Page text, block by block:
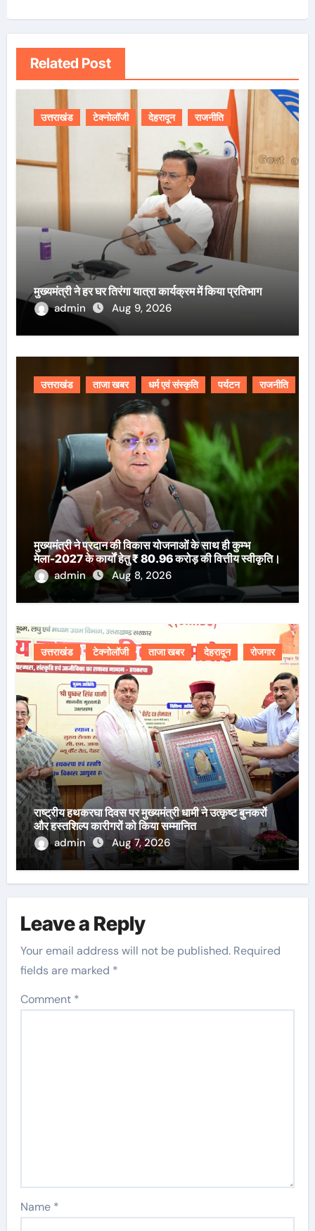
Related Post
उत्तराखंड टेक्नोलॉजी देहरादून राजनीति
मुख्यमंत्री ने हर घर तिरंगा यात्रा कार्यक्रम में किया प्रतिभाग
admin
Aug 9, 2026
उत्तराखंड ताजा खबर धर्म एवं संस्कृति पर्यटन राजनीति
मुख्यमंत्री ने प्रदान की विकास योजनाओं के साथ ही कुम्भ
मेला-2027 के कार्यों हेतु ₹ 80.96 करोड़ की वित्तीय स्वीकृति।
admin
Aug 8, 2026
उत्तराखंड टेक्नोलॉजी ताजा खबर देहरादून रोजगार
राष्ट्रीय हथकरघा दिवस पर मुख्यमंत्री धामी ने उत्कृष्ट बुनकरों
और हस्तशिल्प कारीगरों को किया सम्मानित
admin
Aug 7, 2026
Leave a Reply
Your email address will not be published. Required
fields are marked *
Comment *
Name *